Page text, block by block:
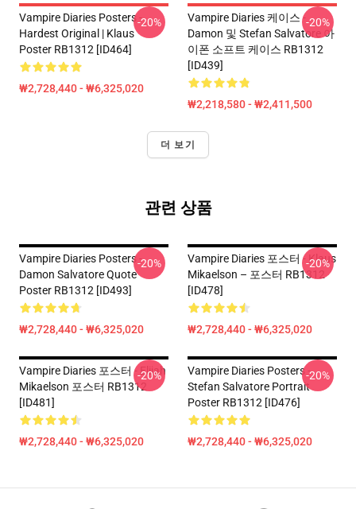
Vampire Diaries Posters -
Hardest Original | Klaus
Poster RB1312 [ID464]
₩2,728,440 - ₩6,325,020
-20%
Vampire Diaries 케이스 -
Damon 및 Stefan Salvatore 아
이폰 소프트 케이스 RB1312
[ID439]
₩2,218,580 - ₩2,411,500
-20%
더 보기
관련 상품
Vampire Diaries Posters -
Damon Salvatore Quote
Poster RB1312 [ID493]
₩2,728,440 - ₩6,325,020
-20%
Vampire Diaries 포스터 - Klaus
Mikaelson – 포스터 RB1312
[ID478]
₩2,728,440 - ₩6,325,020
-20%
Vampire Diaries 포스터 - Elijah
Mikaelson 포스터 RB1312
[ID481]
₩2,728,440 - ₩6,325,020
-20%
Vampire Diaries Posters -
Stefan Salvatore Portrait
Poster RB1312 [ID476]
₩2,728,440 - ₩6,325,020
-20%